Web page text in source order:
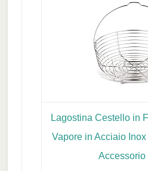
Lagostina Cestello in
Vapore in Acciaio
Accessorio